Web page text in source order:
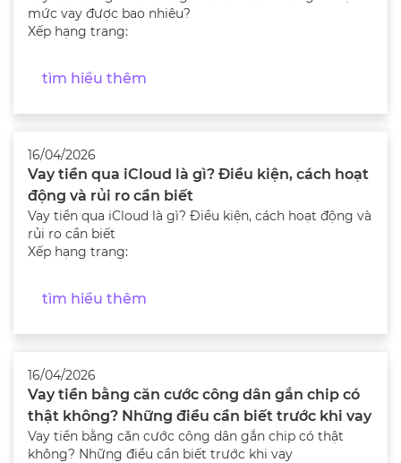
mức vay được bao nhiêu?
Xếp hạng trang:
tìm hiểu thêm
16/04/2026
Vay tiền qua iCloud là gì? Điều kiện, cách hoạt
động và rủi ro cần biết
Vay tiền qua iCloud là gì? Điều kiện, cách hoạt động và
rủi ro cần biết
Xếp hạng trang:
tìm hiểu thêm
16/04/2026
Vay tiền bằng căn cước công dân gắn chip có
thật không? Những điều cần biết trước khi vay
Vay tiền bằng căn cước công dân gắn chip có thật
không? Những điều cần biết trước khi vay